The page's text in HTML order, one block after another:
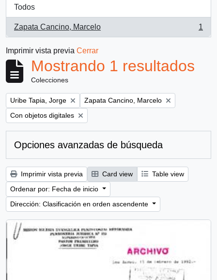
Todos
Zapata Cancino, Marcelo
, 1 resultados
1
Imprimir vista previa Cerrar
Mostrando 1 resultados
Colecciones
Remove filter:
Uribe Tapia, Jorge Remove filter:
Zapata Cancino, Marcelo
Remove filter:
Con objetos digitales
Opciones avanzadas de búsqueda
Imprimir vista previa Card view
Table view
Ordenar por: Fecha de inicio
Dirección: Clasificación en orden ascendente